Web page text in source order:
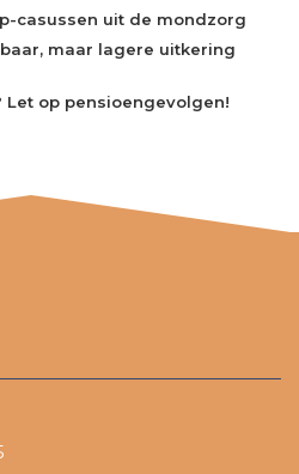
casussen uit de mondzorg
maar lagere uitkering
op pensioengevolgen!